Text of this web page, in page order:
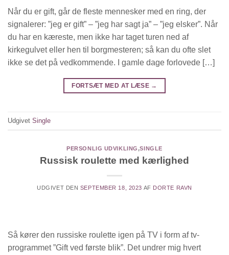
Når du er gift, går de fleste mennesker med en ring, der
signalerer: ”jeg er gift” – ”jeg har sagt ja” – ”jeg elsker”. Når
du har en kæreste, men ikke har taget turen ned af
kirkegulvet eller hen til borgmesteren; så kan du ofte slet
ikke se det på vedkommende. I gamle dage forlovede […]
FORTSÆT MED AT LÆSE →
Udgivet Single
PERSONLIG UDVIKLING,SINGLE
Russisk roulette med kærlighed
UDGIVET DEN SEPTEMBER 18, 2023 AF DORTE RAVN
Så kører den russiske roulette igen på TV i form af tv-
programmet ”Gift ved første blik”. Det undrer mig hvert